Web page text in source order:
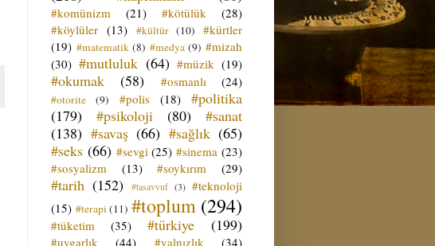
#komünizm (21) #kötülük
(28)
#köylüler (13) #kültür (10)
#kürtler
(19) #matematik (8) #medya (9) #mizah
(30) #mutluluk (64) #müzik (19)
#okumak (58) #osmanlı (24)
#otorite (9) #polis (18)
#politika
(179)
#psikoloji (80)
#sanat
(138) #savaş (66) #sağlık (65)
#seks (66) #sevgi (25) #sinema (23)
#sosyalizm
(13) #soykırım (29)
#tarih (152) #tasavvuf (3) #teknoloji
(15) #terapi (11) #toplum (294)
#tüketim (35) #türkiye (199)
#uygarlık (44) #yalnızlık
(34)